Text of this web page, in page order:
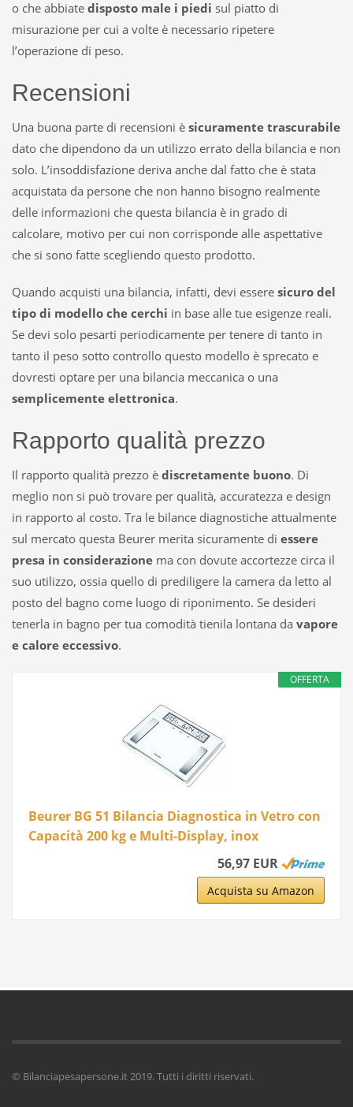
o che abbiate disposto male i piedi sul piatto di
misurazione per cui a volte è necessario ripetere
l’operazione di peso.
Recensioni
Una buona parte di recensioni è sicuramente trascurabile
dato che dipendono da un utilizzo errato della bilancia e non
solo. L’insoddisfazione deriva anche dal fatto che è stata
acquistata da persone che non hanno bisogno realmente
delle informazioni che questa bilancia è in grado di
calcolare, motivo per cui non corrisponde alle aspettative
che si sono fatte scegliendo questo prodotto.
Quando acquisti una bilancia, infatti, devi essere sicuro del
tipo di modello che cerchi in base alle tue esigenze reali.
Se devi solo pesarti periodicamente per tenere di tanto in
tanto il peso sotto controllo questo modello è sprecato e
dovresti optare per una bilancia meccanica o una
semplicemente elettronica.
Rapporto qualità prezzo
Il rapporto qualità prezzo è discretamente buono. Di
meglio non si può trovare per qualità, accuratezza e design
in rapporto al costo. Tra le bilance diagnostiche attualmente
sul mercato questa Beurer merita sicuramente di essere
presa in considerazione ma con dovute accortezze circa il
suo utilizzo, ossia quello di prediligere la camera da letto al
posto del bagno come luogo di riponimento. Se desideri
tenerla in bagno per tua comodità tienila lontana da vapore
e calore eccessivo.
OFFERTA
Beurer BG 51 Bilancia Diagnostica in Vetro con
Capacità 200 kg e Multi-Display, inox
56,97 EUR
Acquista su Amazon
© Bilanciapesapersone.it 2019. Tutti i diritti riservati.